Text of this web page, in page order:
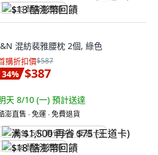
$13 酷澎幣回饋
混紡裴雅腰枕 2個, 綠色
購折扣價$587
34% $387
天 8/10 (一) 預計送達
澎直售 ∙ 免運 ∙ 免費退貨
满 $1,500 再省 $75 (王道卡)
$18 酷澎幣回饋